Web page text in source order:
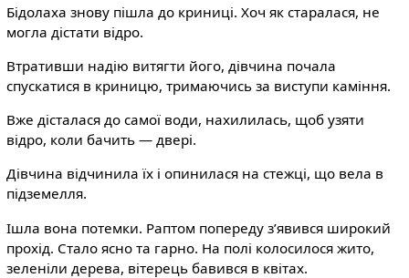
Бідолаха знову пішла до криниці. Хоч як старалася, не
могла дістати відро.
Втративши надію витягти його, дівчина почала
спускатися в криницю, тримаючись за виступи каміння.
Вже дісталася до самої води, нахилилась, щоб узяти
відро, коли бачить — двері.
Дівчина відчинила їх і опинилася на стежці, що вела в
підземелля.
Ішла вона потемки. Раптом попереду з’явився широкий
прохід. Стало ясно та гарно. На полі колосилося жито,
зеленіли дерева, вітерець бавився в квітах.